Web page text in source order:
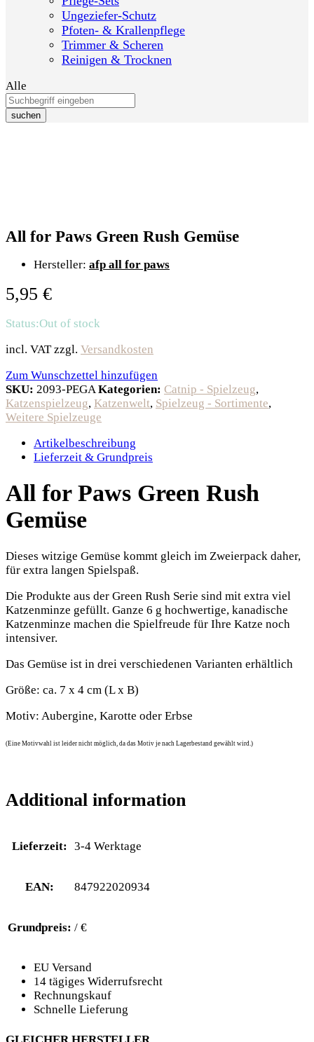
Ungeziefer-Schutz
Pfoten- & Krallenpflege
Trimmer & Scheren
Reinigen & Trocknen
Alle
suchen
All for Paws Green Rush Gemüse
Hersteller: afp all for paws
5,95 €
Status:Out of stock
incl. VAT zzgl. Versandkosten
Zum Wunschzettel hinzufügen
SKU: 2093-PEGA Kategorien: Catnip - Spielzeug,
Katzenspielzeug, Katzenwelt, Spielzeug - Sortimente,
Weitere Spielzeuge
Artikelbeschreibung
Lieferzeit & Grundpreis
All for Paws Green Rush
Gemüse
Dieses witzige Gemüse kommt gleich im Zweierpack daher,
für extra langen Spielspaß.
Die Produkte aus der Green Rush Serie sind mit extra viel
Katzenminze gefüllt. Ganze 6 g hochwertige, kanadische
Katzenminze machen die Spielfreude für Ihre Katze noch
intensiver.
Das Gemüse ist in drei verschiedenen Varianten erhältlich
Größe: ca. 7 x 4 cm (L x B)
Motiv: Aubergine, Karotte oder Erbse
(Eine Motivwahl ist leider nicht möglich, da das Motiv je nach Lagerbestand gewählt wird.)
Additional information
Lieferzeit: 3-4 Werktage
EAN: 847922020934
Grundpreis: / €
EU Versand
14 tägiges Widerrufsrecht
Rechnungskauf
Schnelle Lieferung